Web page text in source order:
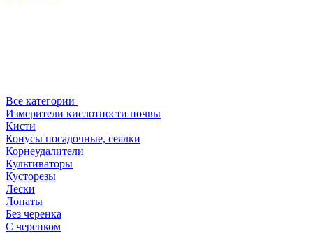
Все категории
Измерители кислотности почвы
Кисти
Конусы посадочные, сеялки
Корнеудалители
Культиваторы
Кусторезы
Лески
Лопаты
Без черенка
С черенком